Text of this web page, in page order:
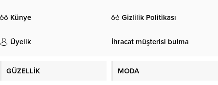
Künye Gizlilik Politikası
Üyelik İhracat müşterisi bulma
GÜZELLİK MODA